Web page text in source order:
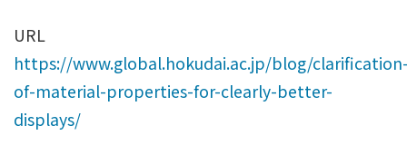
URL
https://www.global.hokudai.ac.jp/blog/
of-material-properties-for-clearly-better-
displays/